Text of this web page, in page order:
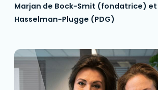
Marjan de Bock-Smit (fondatrice)
Hasselman-Plugge (PDG)